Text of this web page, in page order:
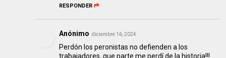
RESPONDER
Anónimo diciembre 16, 2024
Perdón los peronistas no defienden a los
trabajadores, que parte me perdí de la historia!!!